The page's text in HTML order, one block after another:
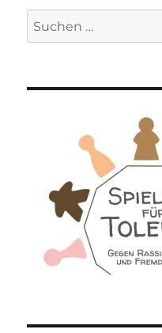
Suchen
nach: